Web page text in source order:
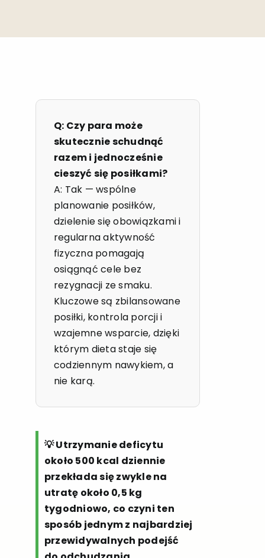
Q: Czy para może
skutecznie schudnąć
razem i jednocześnie
cieszyć się posiłkami?
A: Tak — wspólne
planowanie posiłków,
dzielenie się obowiązkami i
regularna aktywność
fizyczna pomagają
osiągnąć cele bez
rezygnacji ze smaku.
Kluczowe są zbilansowane
posiłki, kontrola porcji i
wzajemne wsparcie, dzięki
którym dieta staje się
codziennym nawykiem, a
nie karą.
💡 Utrzymanie deficytu
około 500 kcal dziennie
przekłada się zwykle na
utratę około 0,5 kg
tygodniowo, co czyni ten
sposób jednym z najbardziej
przewidywalnych podejść